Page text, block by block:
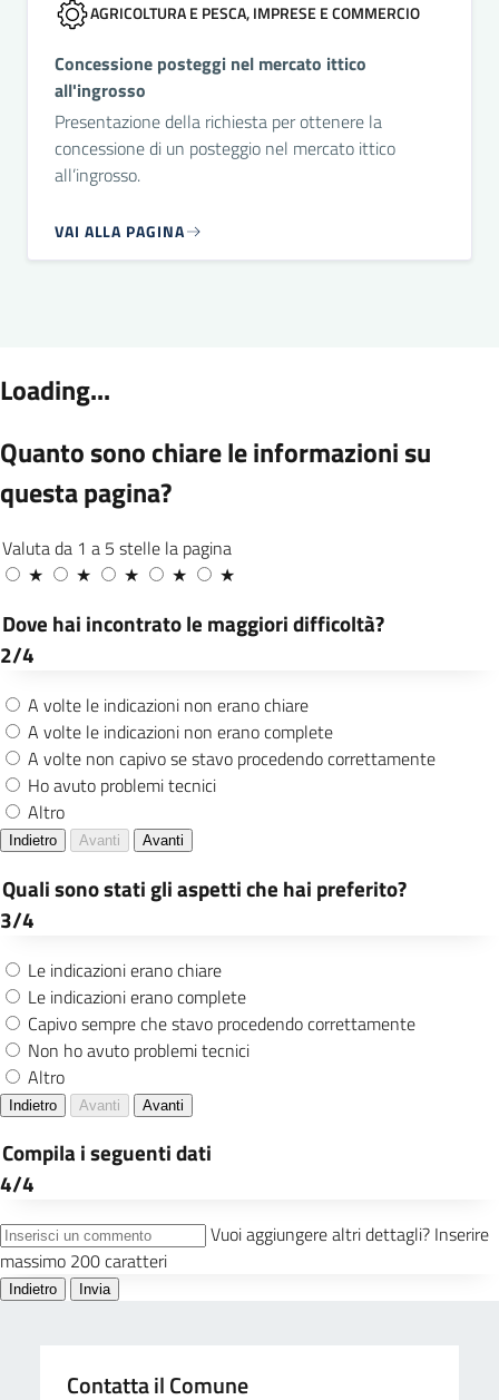
AGRICOLTURA E PESCA, IMPRESE E COMMERCIO
Concessione posteggi nel mercato ittico
all'ingrosso
Presentazione della richiesta per ottenere la
concessione di un posteggio nel mercato ittico
all’ingrosso.
VAI ALLA PAGINA
Contatta il Comune